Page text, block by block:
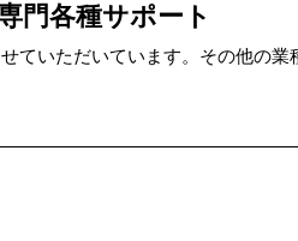
門各種サポート
ていただいています。その他の